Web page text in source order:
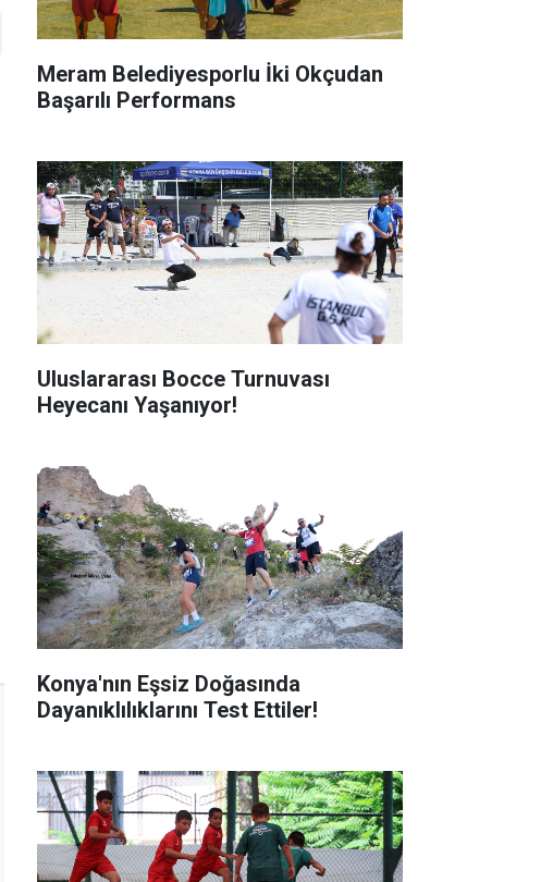
Meram Belediyesporlu İki Okçudan
Başarılı Performans
Uluslararası Bocce Turnuvası
Heyecanı Yaşanıyor!
Konya'nın Eşsiz Doğasında
Dayanıklılıklarını Test Ettiler!